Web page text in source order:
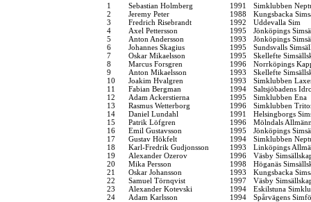
1 Sebastian Holmberg 1991
Simklubben
2
Jeremy Peter 1988
Kungsbacka
3
Fredrich Risebrandt 1992
Uddevalla Sim
4
Axel Pettersson 1995
Jönköpings
5
Anton Andersson 1993
Jönköpings
6
Johannes Skagius 1995
Sundsvalls
7
Oskar Mikaelsson 1995
Skellefte
8
Marcus Forsgren 1996
Norrköpings
9
Anton Mikaelsson 1993
Skellefte
10
Joakim Hvalgren 1993
Simklubben
11
Fabian Bergman 1994
Saltsjöbadens
12
Adam Ackerstierna 1995
Simklubben Ena
13
Rasmus Wetterborg 1996
Simklubben
14
Daniel Lundahl 1991
Helsingborgs
15
Patrik Löfgren 1996
Mölndals
16
Emil Gustavsson 1995
Jönköpings
17
Gustav Hökfelt 1994
Simklubben
18
Karl-Fredrik Gudjonsson 1993
Linköpings
19
Alexander Ozerov 1996
Väsby
20
Mika Persson 1998
Höganäs
21
Oskar Johansson 1993
Kungsbacka
22
Samuel Törnqvist 1997
Väsby
23
Alexander Kotevski 1994
Eskilstuna
24
Adam Karlsson 1994 Spårvägens